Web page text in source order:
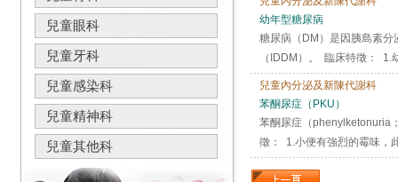
兒童眼科
兒童牙科
兒童感染科
兒童精神科
兒童其他科
幼年型糖尿病
糖尿病（DM）是因胰島素
（IDDM）。 臨床特徵： 1.
兒童內分泌及新陳代謝科
苯酮尿症（PKU）
苯酮尿症（phenylketonuria
徵： 1.小便有強烈的霉味，